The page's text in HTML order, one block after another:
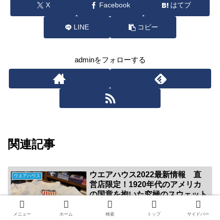
X Facebook はてブ
LINE コピー
adminをフォローする
関連記事
ウエアハウス
ウエアハウス2022最新情報 直
営店限定！1920年代のアメリカ
の国章を抱いた究極のスウェット
ウエアハウス2022最新情報 星条旗をデ
ザインした三層のフェルトで縫われた国
メニュー ホーム 検索 トップ サイドバー